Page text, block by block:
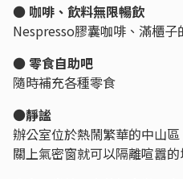
● 咖啡、飲料無限暢飲
Nespresso膠囊咖啡、滿櫃子
●零食自助吧
隨時補充各種零食
●靜謐
辦公室位於熱鬧繁華的中山區
關上氣密窗就可以隔離喧囂